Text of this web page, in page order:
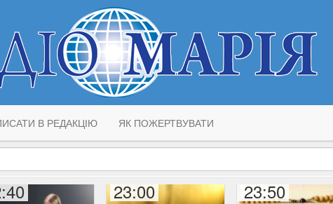
В РЕДАКЦІЮ ЯК ПОЖЕРТВУВАТИ
23:00 23:50